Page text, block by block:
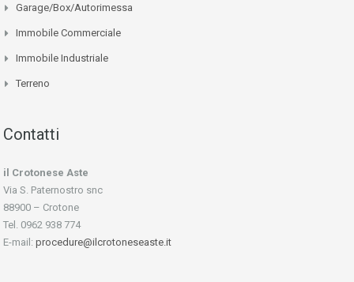
Garage/Box/Autorimessa
Immobile Commerciale
Immobile Industriale
Terreno
Contatti
il Crotonese Aste
Via S. Paternostro snc
88900 – Crotone
Tel. 0962 938 774
E-mail: procedure@ilcrotoneseaste.it